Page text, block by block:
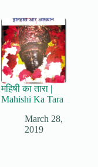
महिषी का तारा |
Mahishi Ka Tara
March 28,
2019